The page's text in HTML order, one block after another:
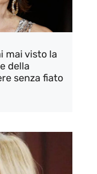
mai visto la
della
senza fiato